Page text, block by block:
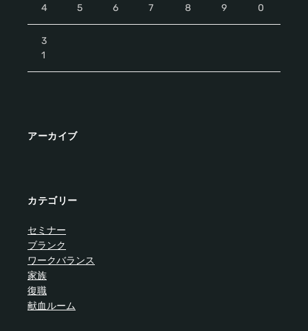
4
5
6
7
8
9
0
3
1
アーカイブ
カテゴリー
セミナー
ブランク
ワークバランス
家族
復職
献血ルーム